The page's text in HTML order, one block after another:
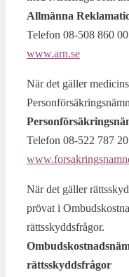
Allmänna
Telefon 08-508 860 00
www.arn.se
När det gäller
Telefon 08-522 787 20
När det gäller
prövat i
rättsskyddsfrågor.
rättsskyddsfrågor